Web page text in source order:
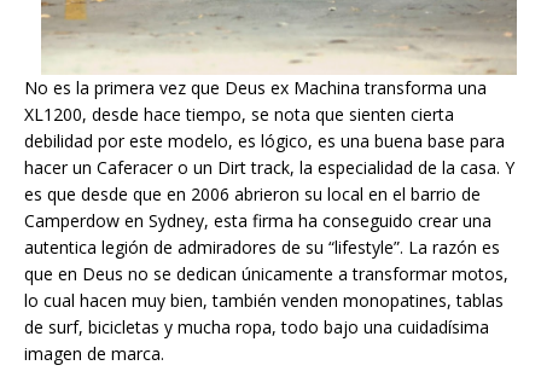
No es la primera vez que Deus ex Machina transforma una
XL1200, desde hace tiempo, se nota que sienten cierta
debilidad por este modelo, es lógico, es una buena base para
hacer un Caferacer o un Dirt track, la especialidad de la casa. Y
es que desde que en 2006 abrieron su local en el barrio de
Camperdow en Sydney, esta firma ha conseguido crear una
autentica legión de admiradores de su “lifestyle”. La razón es
que en Deus no se dedican únicamente a transformar motos,
lo cual hacen muy bien, también venden monopatines, tablas
de surf, bicicletas y mucha ropa, todo bajo una cuidadísima
imagen de marca.